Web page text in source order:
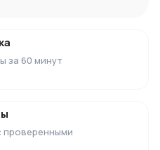
за 60 минут
проверенными